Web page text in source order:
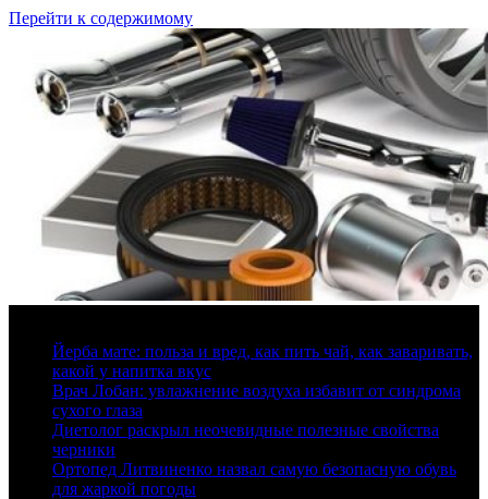
Перейти к содержимому
Йерба мате: польза и вред, как пить чай, как заваривать,
какой у напитка вкус
Врач Лобан: увлажнение воздуха избавит от синдрома
сухого глаза
Диетолог раскрыл неочевидные полезные свойства
черники
Ортопед Литвиненко назвал самую безопасную обувь
для жаркой погоды